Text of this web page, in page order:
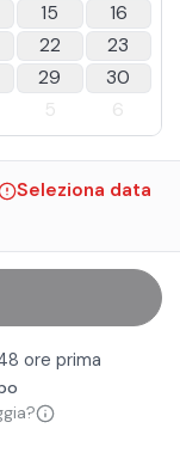
15
16
22
23
29
30
5 6
Seleziona data
ore prima